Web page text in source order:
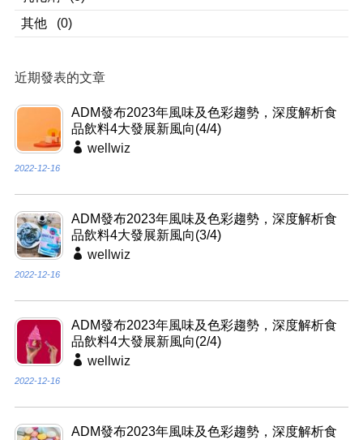
其他
(0)
近期發表的文章
ADM發布2023年風味及色彩趨勢，深度解析食
品飲料4大發展新風向(4/4)
wellwiz
2022-12-16
ADM發布2023年風味及色彩趨勢，深度解析食
品飲料4大發展新風向(3/4)
wellwiz
2022-12-16
ADM發布2023年風味及色彩趨勢，深度解析食
品飲料4大發展新風向(2/4)
wellwiz
2022-12-16
ADM發布2023年風味及色彩趨勢，深度解析食